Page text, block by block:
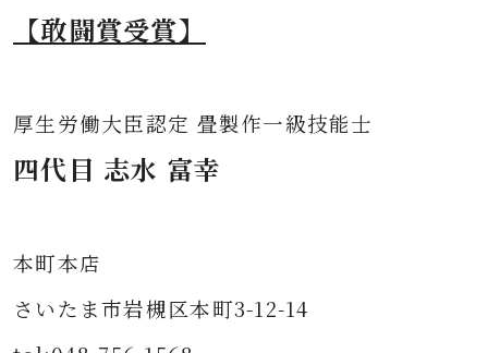
【敢闘賞受賞】
厚生労働大臣認定 畳製作一級技能士
四代目 志水 富幸
本町本店
さいたま市岩槻区本町3-12-14